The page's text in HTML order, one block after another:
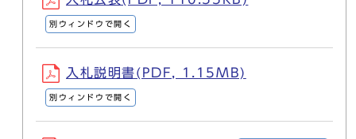
別ウィンドウで開く
入札説明書(PDF, 1.15MB)
別ウィンドウで開く